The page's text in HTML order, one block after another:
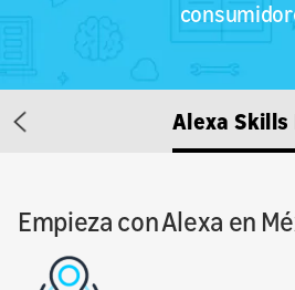
Alexa Skills
Previous
Empieza con Alexa en